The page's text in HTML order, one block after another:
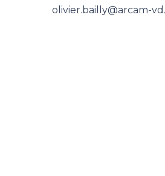
olivier.bailly@arcam-